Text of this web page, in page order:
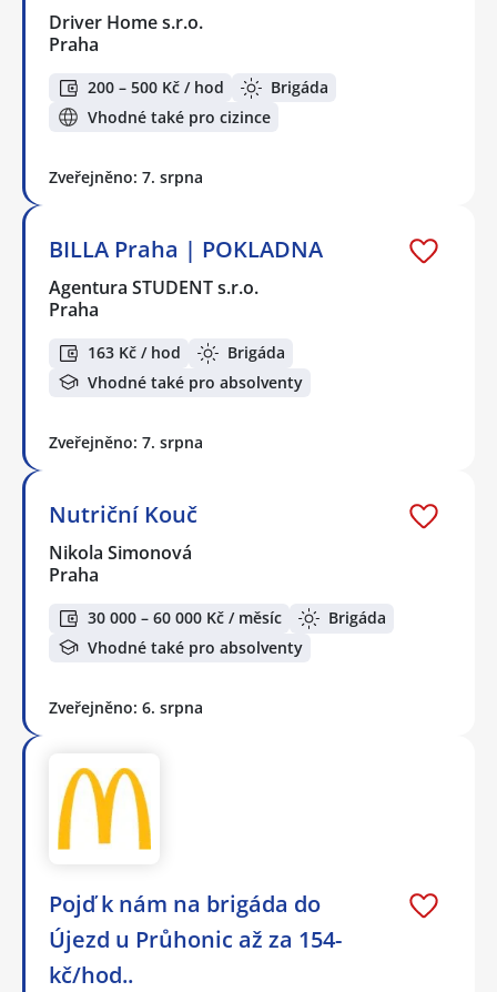
Driver Home s.r.o.
Praha
200 – 500 Kč / hod
Brigáda
Vhodné také pro cizince
Zveřejněno: 7. srpna
BILLA Praha | POKLADNA
Agentura STUDENT s.r.o.
Praha
163 Kč / hod
Brigáda
Vhodné také pro absolventy
Zveřejněno: 7. srpna
Nutriční Kouč
Nikola Simonová
Praha
30 000 – 60 000 Kč / měsíc
Brigáda
Vhodné také pro absolventy
Zveřejněno: 6. srpna
Pojď k nám na brigáda do
Újezd u Průhonic až za 154-
kč/hod..